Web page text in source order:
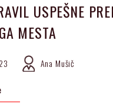
USPEŠNE
MESTA
Ana Mušič